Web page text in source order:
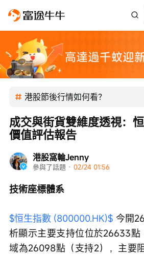
港股節後行情如何看？
港股窩輪Jenny
參與了話題 · 02/24 01:56
成交與街貨雙維度透視：
價值評估報告
技術座標體系
$恒生指數 (800000.HK)$ 今開
析顯示主要支持位位於26633點
域為26098點（支持2），主要